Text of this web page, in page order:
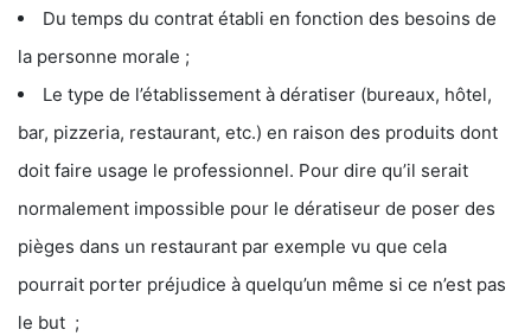
Du temps du contrat établi en fonction des besoins de
la personne morale ;
Le type de l’établissement à dératiser (bureaux, hôtel,
bar, pizzeria, restaurant, etc.) en raison des produits dont
doit faire usage le professionnel. Pour dire qu’il serait
normalement impossible pour le dératiseur de poser des
pièges dans un restaurant par exemple vu que cela
pourrait porter préjudice à quelqu’un même si ce n’est pas
le but ;